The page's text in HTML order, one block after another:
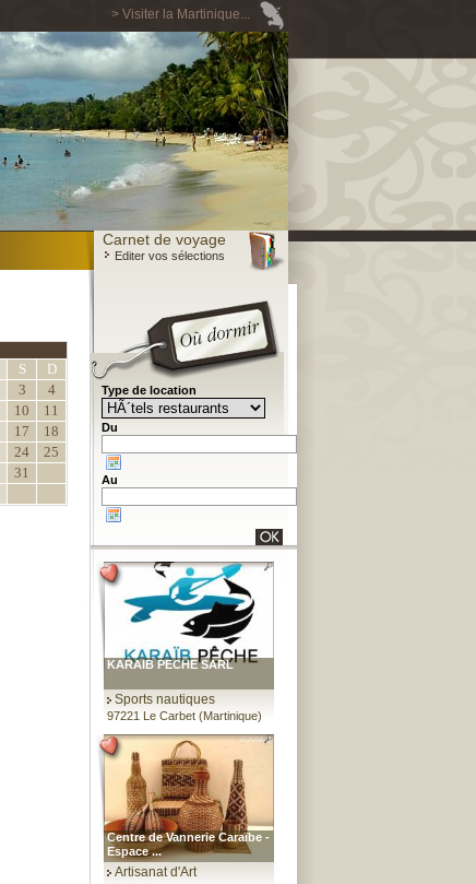
> Visiter la Martinique...
Carnet de voyage
Editer vos sélections
S
D
3
4
10
11
17
18
24
25
31
Type de location
Du
Au
KARAIB PECHE SARL
Sports nautiques
97221 Le Carbet (Martinique)
Centre de Vannerie Caraïbe -
Espace ...
Artisanat d'Art